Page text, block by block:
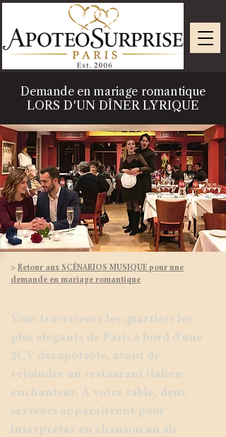
Demande en mariage romantique
LORS D'UN DÎNER LYRIQUE
> Retour aux SCÉNARIOS MUSIQUE pour une
demande en mariage romantique
Vous traverserez les quartiers les
plus élégants de Paris à bord d'une
2CV décapotable, avant de
rejoindre un restaurant italien
enchanteur. À votre table, deux
serveurs apparaîtront pour
interpréter en chanson un air